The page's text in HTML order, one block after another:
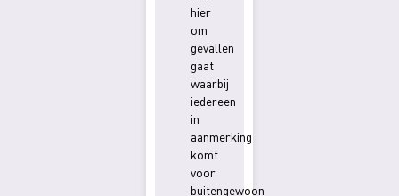
hier
om
gevallen
gaat
waarbij
iedereen
in
aanmerking
komt
voor
buitengewoon